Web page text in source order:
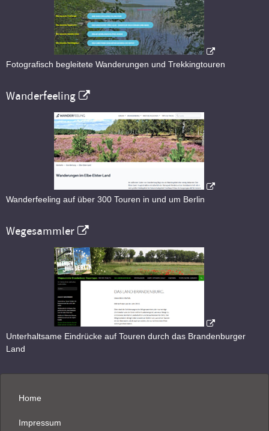
Fotografisch begleitete Wanderungen und Trekkingtouren
Wanderfeeling
Wanderfeeling auf über 300 Touren in und um Berlin
Wegesammler
Unterhaltsame Eindrücke auf Touren durch das Brandenburger
Land
Home
Impressum